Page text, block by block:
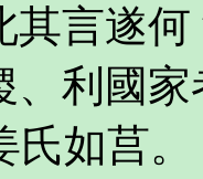
其言遂
、利國
如莒。